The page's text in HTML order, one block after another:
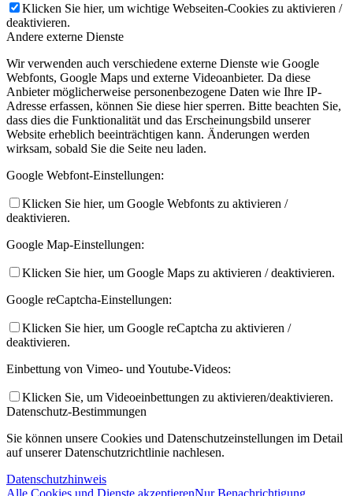
Klicken Sie hier, um wichtige Webseiten-Cookies zu aktivieren /
deaktivieren.
Andere externe Dienste
Wir verwenden auch verschiedene externe Dienste wie Google
Webfonts, Google Maps und externe Videoanbieter. Da diese
Anbieter möglicherweise personenbezogene Daten wie Ihre IP-
Adresse erfassen, können Sie diese hier sperren. Bitte beachten Sie,
dass dies die Funktionalität und das Erscheinungsbild unserer
Website erheblich beeinträchtigen kann. Änderungen werden
wirksam, sobald Sie die Seite neu laden.
Google Webfont-Einstellungen:
Klicken Sie hier, um Google Webfonts zu aktivieren /
deaktivieren.
Google Map-Einstellungen:
Klicken Sie hier, um Google Maps zu aktivieren / deaktivieren.
Google reCaptcha-Einstellungen:
Klicken Sie hier, um Google reCaptcha zu aktivieren /
deaktivieren.
Einbettung von Vimeo- und Youtube-Videos:
Klicken Sie, um Videoeinbettungen zu aktivieren/deaktivieren.
Datenschutz-Bestimmungen
Sie können unsere Cookies und Datenschutzeinstellungen im Detail
auf unserer Datenschutzrichtlinie nachlesen.
Datenschutzhinweis
Alle Cookies und Dienste akzeptierenNur Benachrichtigung